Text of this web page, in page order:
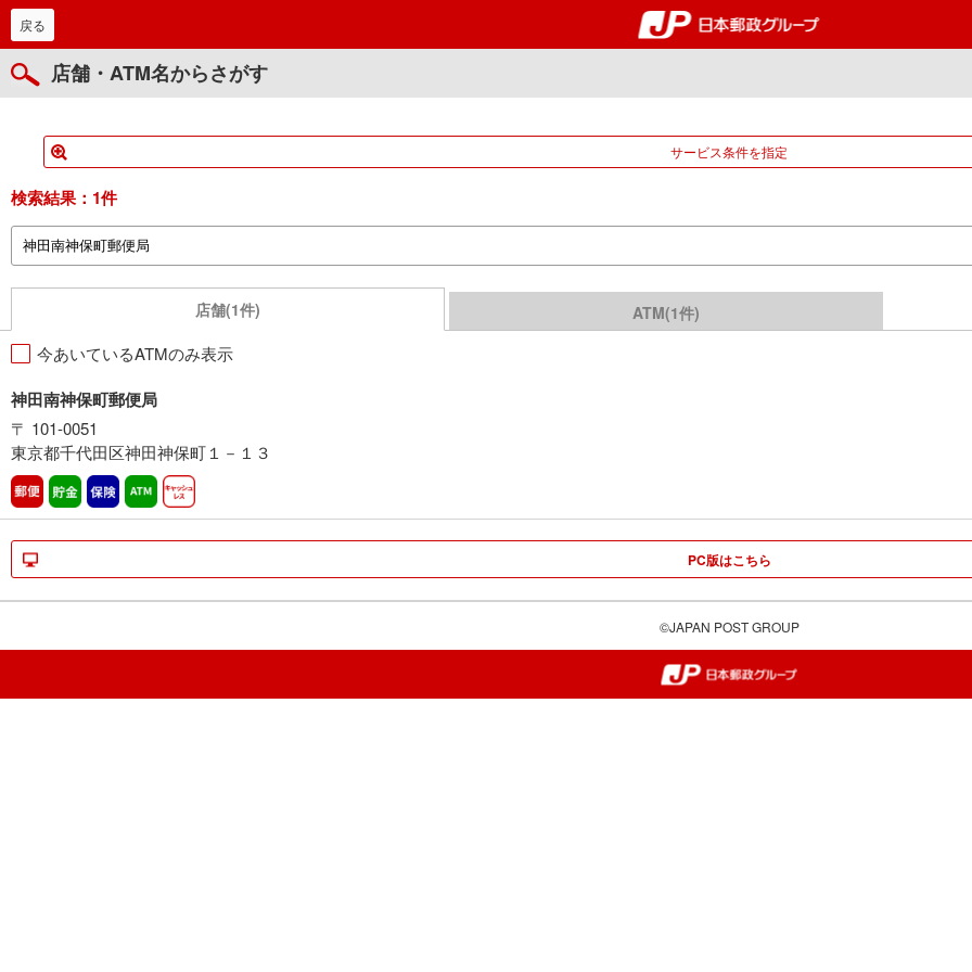
郵便局・日本郵政グループ
戻る
店舗・ATM名からさがす
サービス条件を指定
検索結果： 1件
店舗(1件) ATM(1件)
今あいているATMのみ表示
神田南神保町郵便局
〒 101-0051
東京都千代田区神田神保町１－１３
郵便 貯金 保険 ATM営業中
PC版はこちら
©JAPAN POST GROUP